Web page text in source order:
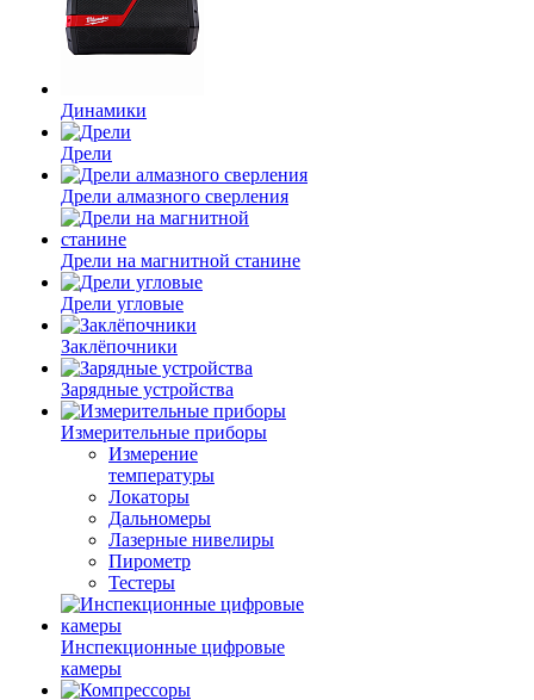
Динамики
Дрели
Дрели алмазного сверления
Дрели на магнитной станине
Дрели угловые
Заклёпочники
Зарядные устройства
Измерительные приборы
Измерение
температуры
Локаторы
Дальномеры
Лазерные нивелиры
Пирометр
Тестеры
Инспекционные цифровые
камеры